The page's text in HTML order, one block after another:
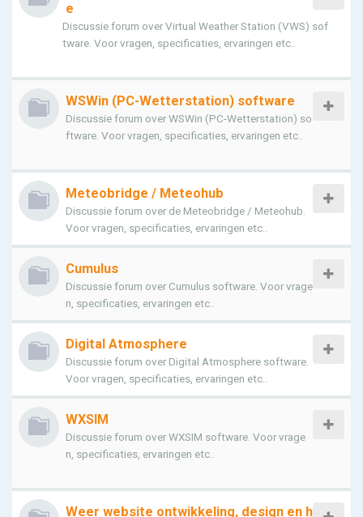
e
Discussie forum over Virtual Weather Station (VWS) sof
tware. Voor vragen, specificaties, ervaringen etc..
WSWin (PC-Wetterstation) software
Discussie forum over WSWin (PC-Wetterstation) so
ftware. Voor vragen, specificaties, ervaringen etc..
Meteobridge / Meteohub
Discussie forum over de Meteobridge / Meteohub.
Voor vragen, specificaties, ervaringen etc..
Cumulus
Discussie forum over Cumulus software. Voor vrage
n, specificaties, ervaringen etc..
Digital Atmosphere
Discussie forum over Digital Atmosphere software.
Voor vragen, specificaties, ervaringen etc..
WXSIM
Discussie forum over WXSIM software. Voor vrage
n, specificaties, ervaringen etc..
Weer website ontwikkeling, design en h